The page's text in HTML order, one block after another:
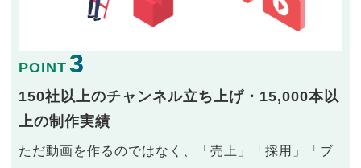
POINT 3
150社以上のチャンネル立ち上げ・15,000本以
上の制作実績
ただ動画を作るのではなく、「売上」「採用」「ブ